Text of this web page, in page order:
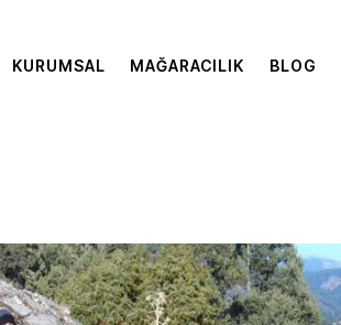
KURUMSAL MAĞARACILIK BLOG